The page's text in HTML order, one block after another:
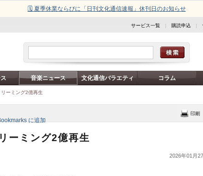
🗓️ 夏季休業ならびに「日刊文化通信速報」休刊日のお知らせ
サービス一覧 | 購読申込 |
音楽ニュース 文化通信バラエティ コラム
ーミング2億再生
ーミング2億再生
2026年01月